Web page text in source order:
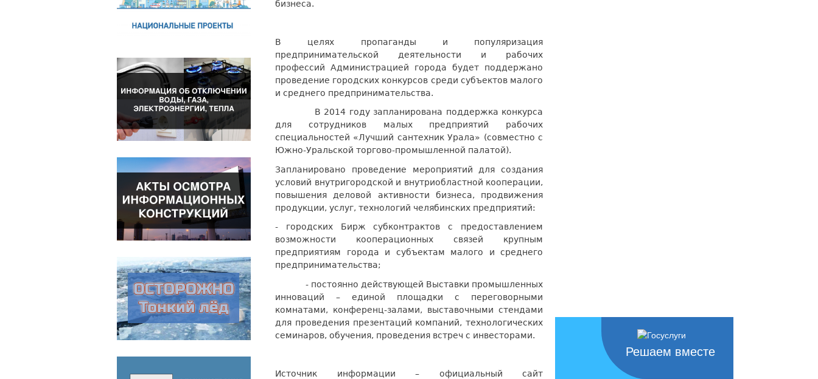
бизнеса.
В целях пропаганды и популяризация
предпринимательской деятельности и рабочих
профессий Администрацией города будет поддержано
проведение городских конкурсов среди субъектов малого
и среднего предпринимательства.
В 2014 году запланирована поддержка конкурса
для сотрудников малых предприятий рабочих
специальностей «Лучший сантехник Урала» (совместно с
Южно-Уральской торгово-промышленной палатой).
Запланировано проведение мероприятий для создания
условий внутригородской и внутриобластной кооперации,
повышения деловой активности бизнеса, продвижения
продукции, услуг, технологий челябинских предприятий:
- городских Бирж субконтрактов с предоставлением
возможности кооперационных связей крупным
предприятиям города и субъектам малого и среднего
предпринимательства;
- постоянно действующей Выставки промышленных
инноваций – единой площадки с переговорными
комнатами, конференц-залами, выставочными стендами
для проведения презентаций компаний, технологических
семинаров, обучения, проведения встреч с инвесторами.
Источник информации – официальный сайт
Решаем вместе